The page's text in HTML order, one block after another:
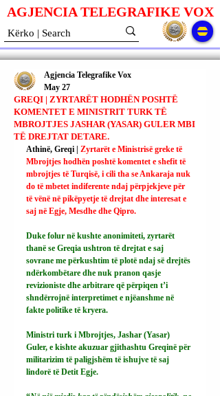
AGJENCIA TELEGRAFIKE VOX
GREQI | ZYRTARËT HODHËN POSHTË
KOMENTET E MINISTRIT TURK TË
MBROJTJES JASHAR (YASAR) GULER MBI
TË DREJTAT DETARE.
Agjencia Telegrafike Vox
May 27
Athinë, Greqi | Zyrtarët e Ministrisë greke të
Mbrojtjes hodhën poshtë komentet e shefit të
mbrojtjes të Turqisë, i cili tha se Ankaraja nuk
do të mbetet indiferente ndaj përpjekjeve për
të vënë në pikëpyetje të drejtat dhe interesat e
saj në Egje, Mesdhe dhe Qipro.
Duke folur në kushte anonimiteti, zyrtarët
thanë se Greqia ushtron të drejtat e saj
sovrane me përkushtim të plotë ndaj së drejtës
ndërkombëtare dhe nuk pranon qasje
revizioniste dhe arbitrare që përpiqen t’i
shndërrojnë interpretimet e njëanshme në
fakte politike të kryera.
Ministri turk i Mbrojtjes, Jashar (Yasar)
Guler, e kishte akuzuar gjithashtu Greqinë për
militarizim të paligjshëm të ishujve të saj
lindorë të Detit Egje.